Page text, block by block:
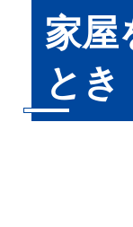
家屋
とき